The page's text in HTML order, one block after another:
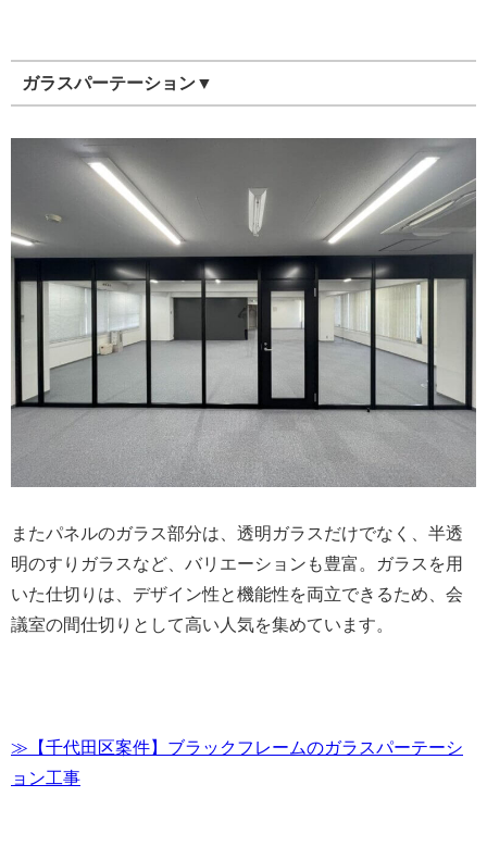
ガラスパーテーション▼
またパネルのガラス部分は、透明ガラスだけでなく、半透
明のすりガラスなど、バリエーションも豊富。ガラスを用
いた仕切りは、デザイン性と機能性を両立できるため、会
議室の間仕切りとして高い人気を集めています。
≫【千代田区案件】ブラックフレームのガラスパーテーシ
ョン工事